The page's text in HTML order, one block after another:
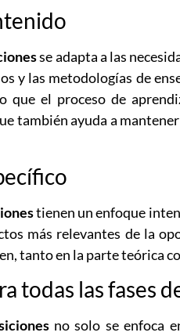
se adapta a las
y las metodologías de
que el proceso de
también ayuda a
tienen un enfoque
más relevantes de la
tanto en la parte teórica
todas las fases
no solo se enfoca